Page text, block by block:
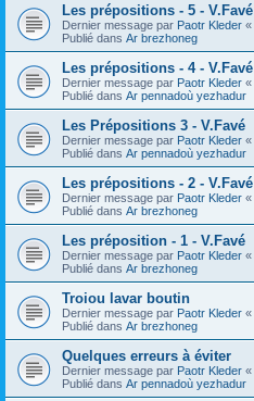
Les prépositions - 5 - V.Favé
Dernier message par Paotr Kleder «
Publié dans Ar brezhoneg
Les prépositions - 4 - V.Favé
Dernier message par Paotr Kleder «
Publié dans Ar pennadoù yezhadur
Les Prépositions 3 - V.Favé
Dernier message par Paotr Kleder «
Publié dans Ar pennadoù yezhadur
Les prépositions - 2 - V.Favé
Dernier message par Paotr Kleder «
Publié dans Ar brezhoneg
Les préposition - 1 - V.Favé
Dernier message par Paotr Kleder «
Publié dans Ar brezhoneg
Troiou lavar boutin
Dernier message par Paotr Kleder «
Publié dans Ar brezhoneg
Quelques erreurs à éviter
Dernier message par Paotr Kleder «
Publié dans Ar pennadoù yezhadur